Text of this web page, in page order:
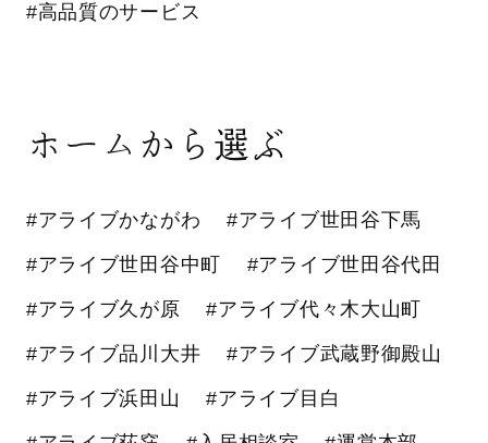
#高品質のサービス
ホームから選ぶ
#アライブかながわ #アライブ世田谷下馬
#アライブ世田谷中町 #アライブ世田谷代田
#アライブ久が原 #アライブ代々木大山町
#アライブ品川大井 #アライブ武蔵野御殿山
#アライブ浜田山 #アライブ目白